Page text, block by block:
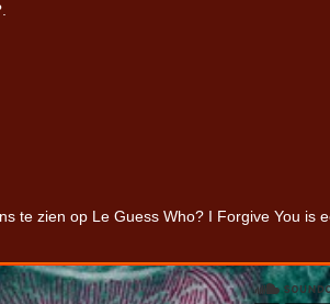
te zien op Le Guess Who? I Forgive You is